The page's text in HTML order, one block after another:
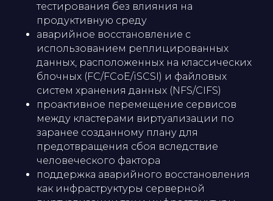
тестирования без влияния на
продуктивную среду
аварийное восстановление с
использованием реплицированных
данных, расположенных на классических
блочных (FC/FCoE/iSCSI) и файловых
систем хранения данных (NFS/CIFS)
проактивное перемещение сервисов
между кластерами виртуализации по
заранее созданному плану для
предотвращения сбоя вследствие
человеческого фактора
поддержка аварийного восстановления
как инфраструктуры серверной